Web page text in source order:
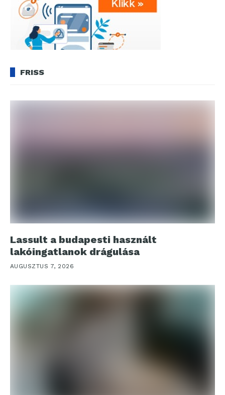
FRISS
Lassult a budapesti használt
lakóingatlanok drágulása
AUGUSZTUS 7, 2026